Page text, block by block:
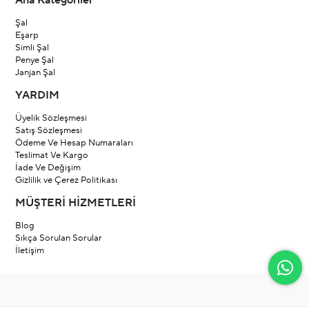
Şal
Eşarp
Simli Şal
Penye Şal
Janjan Şal
YARDIM
Üyelik Sözleşmesi
Satış Sözleşmesi
Ödeme Ve Hesap Numaraları
Teslimat Ve Kargo
İade Ve Değişim
Gizlilik ve Çerez Politikası
MÜŞTERİ HİZMETLERİ
Blog
Sıkça Sorulan Sorular
İletişim